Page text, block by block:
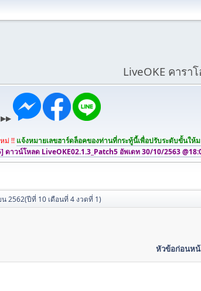
LiveOKE คารา
▶▶
ม่ !! แจ้งหมายเลขฮาร์ดล็อคของท่านที่กระทู้นี้เพื่อปรับระดับขั้นให้
ดาวน์โหลด LiveOKE02.1.3_Patch5 อัพเดท 30/10/2563
น 2562(ปีที่ 10 เดือนที่ 4 งวดที่ 1)
หัวข้อก่อนห